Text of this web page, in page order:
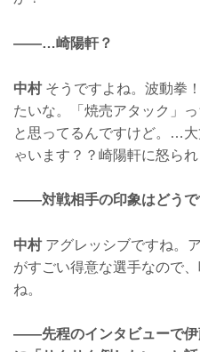
——…崎陽軒？
中村そうですよね。波動拳
たいな。「焼売アタック」
と思ってるんですけど。…
ゃいます？？崎陽軒に怒ら
——対戦相手の印象はどうで
中村アグレッシブですね。
がすごい得意な選手なので
ね。
——先程のインタビューで伊